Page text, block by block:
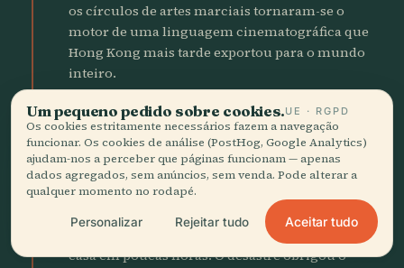
os círculos de artes marciais tornaram-se o
motor de uma linguagem cinematográfica que
Hong Kong mais tarde exportou para o mundo
inteiro.
local_fire_department 1953
Incêndio de Shek Kip Mei
Muda a Política
Um incêndio na noite de Natal devastou bairros
de barracas e deixou cerca de 53,000 pessoas sem
casa em poucas horas. O desastre obrigou o
Um pequeno pedido sobre cookies.UE · RGPD
Os cookies estritamente necessários fazem a navegação
funcionar. Os cookies de análise (PostHog, Google Analytics)
ajudam-nos a perceber que páginas funcionam — apenas
dados agregados, sem anúncios, sem venda. Pode alterar a
qualquer momento no rodapé.
Personalizar Rejeitar tudo Aceitar tudo